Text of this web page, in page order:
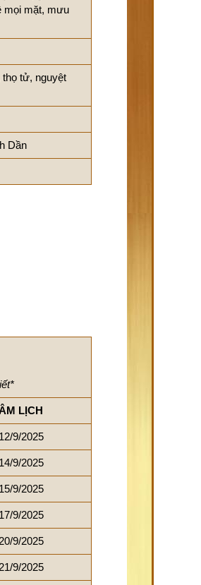
mọi mặt, mưu
thọ tử, nguyệt
Dần
LỊCH
12/9/2025
14/9/2025
15/9/2025
17/9/2025
20/9/2025
21/9/2025